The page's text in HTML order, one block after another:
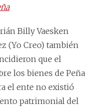
Billy Vaesken
(Yo Creo) también
que el
los bienes de Peña
el ente no existió
patrimonial del